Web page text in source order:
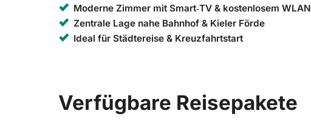
Moderne Zimmer mit Smart‑TV & kostenlosem WLAN
Zentrale Lage nahe Bahnhof & Kieler Förde
Ideal für Städtereise & Kreuzfahrtstart
Verfügbare Reisepakete